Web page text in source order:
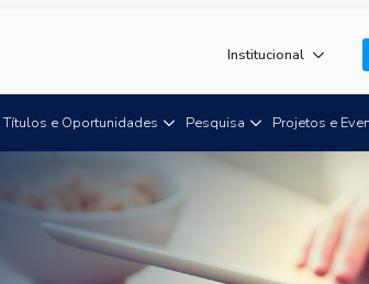
Institucional
Títulos e Oportunidades Pesquisa Projetos e